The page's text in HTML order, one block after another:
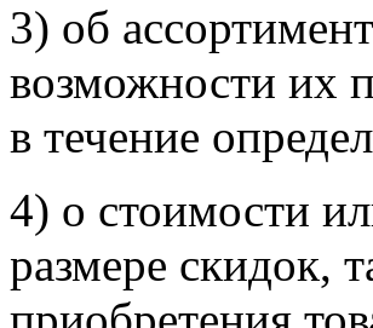
3) об
возможности их
в течение
4) о стоимости
размере скидок,